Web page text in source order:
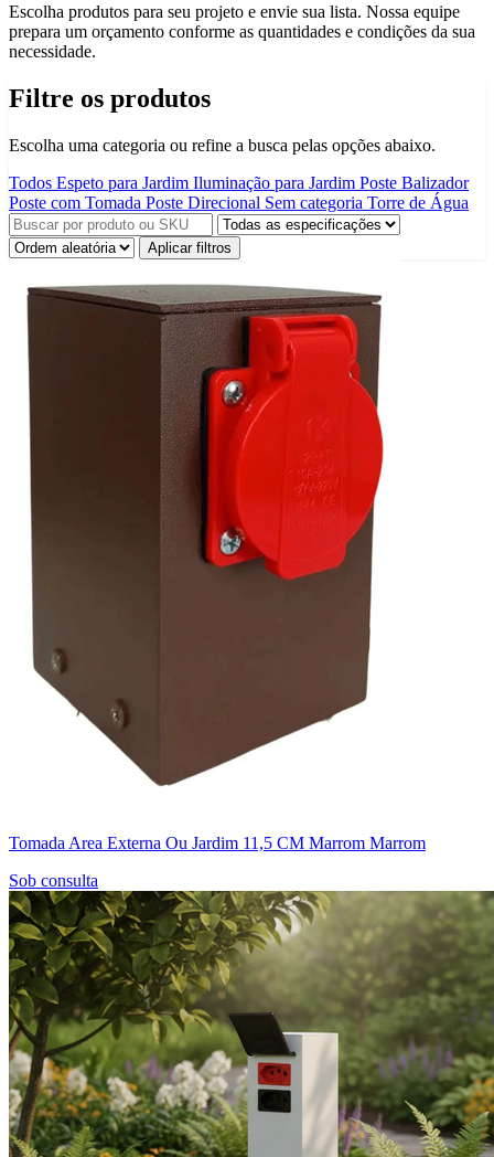
Escolha produtos para seu projeto e envie sua lista. Nossa equipe
prepara um orçamento conforme as quantidades e condições da sua
necessidade.
Filtre os produtos
Escolha uma categoria ou refine a busca pelas opções abaixo.
Todos Espeto para Jardim Iluminação para Jardim Poste Balizador
Poste com Tomada Poste Direcional Sem categoria Torre de Água
Aplicar filtros
Tomada Area Externa Ou Jardim 11,5 CM Marrom Marrom
Sob consulta